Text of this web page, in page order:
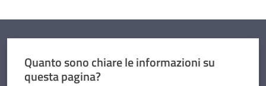
Quanto sono chiare le informazioni su
questa pagina?